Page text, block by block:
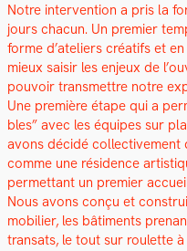
Notre inter­ven­tion a pris la
jours cha­cun. Un pre­mier
forme d’ateliers créat­ifs et
mieux saisir les enjeux de
pou­voir trans­met­tre notre
Une pre­mière étape qui a
bles” avec les équipes sur
avons décidé col­lec­tive­ment
comme une rési­dence
per­me­t­tant un pre­mier
Nous avons conçu et
mobili­er, les bâti­ments
transats, le tout sur roulette